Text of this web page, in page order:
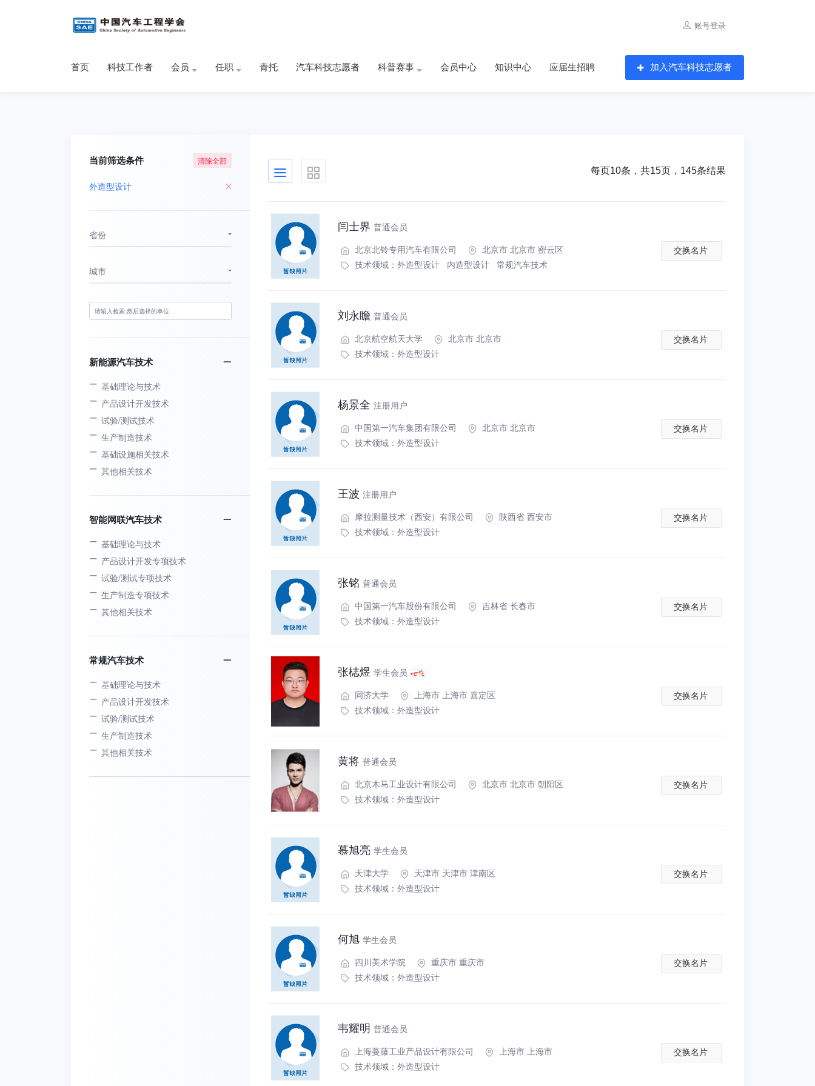
账号登录
首页 科技工作者 会员 任职 青托 汽车科技志愿者 科普赛事 会员中心 知识中心 应届生招聘 加入汽车科技志愿者
每页10条，共15页，145条结果
闫士界 普通会员
北京北铃专用汽车有限公司
北京市 北京市 密云区
技术领域： 外造型设计 内造型设计 常规汽车技术
交换名片
刘永瞻 普通会员
北京航空航天大学
北京市 北京市
技术领域： 外造型设计
交换名片
杨景全 注册用户
中国第一汽车集团有限公司
北京市 北京市
技术领域： 外造型设计
交换名片
王波 注册用户
摩拉测量技术（西安）有限公司
陕西省 西安市
技术领域： 外造型设计
交换名片
张铭 普通会员
中国第一汽车股份有限公司
吉林省 长春市
技术领域： 外造型设计
交换名片
张梽煜 学生会员
同济大学
上海市 上海市 嘉定区
技术领域： 外造型设计
交换名片
黄将 普通会员
北京木马工业设计有限公司
北京市 北京市 朝阳区
技术领域： 外造型设计
交换名片
慕旭亮 学生会员
天津大学
天津市 天津市 津南区
技术领域： 外造型设计
交换名片
何旭 学生会员
四川美术学院
重庆市 重庆市
技术领域： 外造型设计
交换名片
韦耀明 普通会员
上海蔓藤工业产品设计有限公司
上海市 上海市
技术领域： 外造型设计
交换名片
当前筛选条件 清除全部
外造型设计
省份
城市
新能源汽车技术
基础理论与技术
产品设计开发技术
试验/测试技术
生产制造技术
基础设施相关技术
其他相关技术
智能网联汽车技术
基础理论与技术
产品设计开发专项技术
试验/测试专项技术
生产制造专项技术
其他相关技术
常规汽车技术
基础理论与技术
产品设计开发技术
试验/测试技术
生产制造技术
其他相关技术